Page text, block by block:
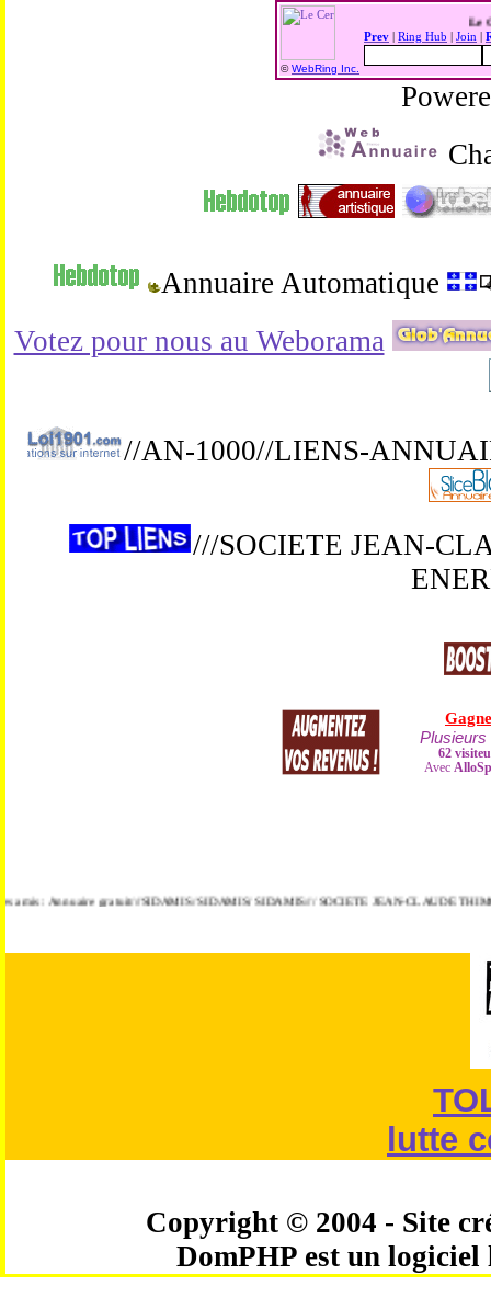
©WebRing Inc.
Prev
Ring Hub Join
Annuaire Automatique
Votez pour nous au Weborama
//AN-1000//LIENS-
///SOCIETE JEAN-
: Annuaire gratuit///SIDAMIS/ SIDAMIS/ SIDAMIS/// SOCIETE JEAN-CLAUDE
lutte
Copyright © 2004 - Site
DomPHP est un